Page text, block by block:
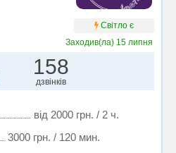
Світло є
Заходив(ла) 15 липня
158
дзвінків
від 2000 грн. / 2 ч.
3000 грн. / 120 мин.